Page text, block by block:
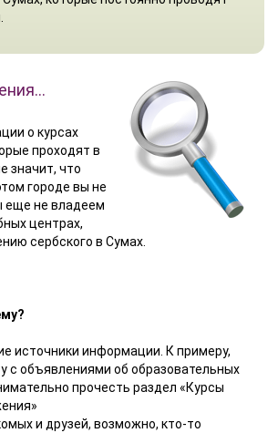
о курсах
проходят в
значит, что
городе вы не
еще не владеем
центрах,
сербского в Сумах.
источники информации. К примеру,
с объявлениями об образовательных
прочесть раздел «Курсы
и друзей, возможно, кто-то